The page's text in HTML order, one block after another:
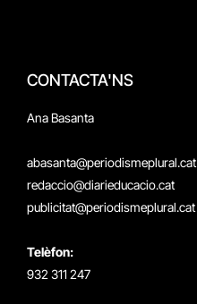
CONTACTA'NS
Ana Basanta
abasanta@periodismeplural.cat
redaccio@diarieducacio.cat
publicitat@periodismeplural.cat
Telèfon:
932 311 247